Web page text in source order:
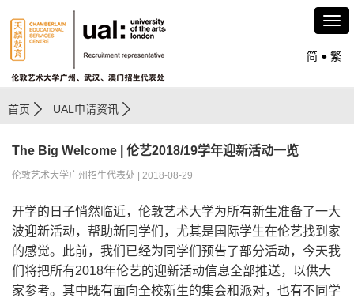
简 ● 繁
首页 UAL申请资讯
The Big Welcome | 伦艺2018/19学年迎新活动一览
伦敦艺术大学广州招生代表处 | 2018-08-29
开学的日子悄然临近，伦敦艺术大学为所有新生准备了一大
波迎新活动，帮助新同学们，尤其是国际学生在伦艺找到家
的感觉。此前，我们已经为同学们预告了部分活动，今天我
们将把所有2018年伦艺的迎新活动信息全部推送，以供大
家参考。其中既有面向全校新生的集会和派对，也有不同学